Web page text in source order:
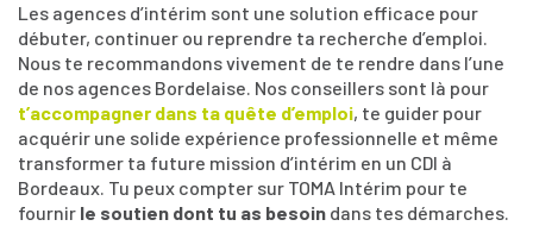
Les agences d’intérim sont une solution efficace pour
débuter, continuer ou reprendre ta recherche d’emploi.
Nous te recommandons vivement de te rendre dans l’une
de nos agences Bordelaise. Nos conseillers sont là pour
t’accompagner dans ta quête d’emploi, te guider pour
acquérir une solide expérience professionnelle et même
transformer ta future mission d’intérim en un CDI à
Bordeaux. Tu peux compter sur TOMA Intérim pour te
fournir le soutien dont tu as besoin dans tes démarches.